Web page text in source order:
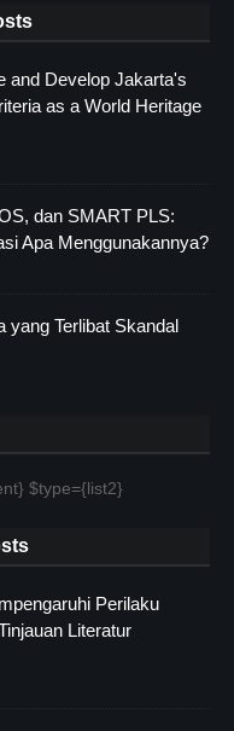
and Develop Jakarta's
as a World Heritage
dan SMART PLS:
Apa Menggunakannya?
yang Terlibat Skandal
$type={list2}
Perilaku
Literatur